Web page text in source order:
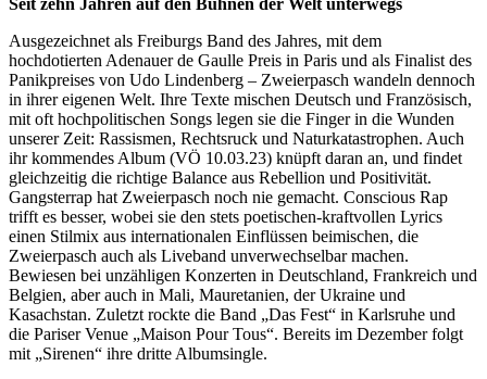
Ausgezeichnet als Freiburgs Band des Jahres, mit dem
hochdotierten Adenauer de Gaulle Preis in Paris und als Finalist des
Panikpreises von Udo Lindenberg – Zweierpasch wandeln dennoch
in ihrer eigenen Welt. Ihre Texte mischen Deutsch und Französisch,
mit oft hochpolitischen Songs legen sie die Finger in die Wunden
unserer Zeit: Rassismen, Rechtsruck und Naturkatastrophen. Auch
ihr kommendes Album (VÖ 10.03.23) knüpft daran an, und findet
gleichzeitig die richtige Balance aus Rebellion und Positivität.
Gangsterrap hat Zweierpasch noch nie gemacht. Conscious Rap
trifft es besser, wobei sie den stets poetischen-kraftvollen Lyrics
einen Stilmix aus internationalen Einflüssen beimischen, die
Zweierpasch auch als Liveband unverwechselbar machen.
Bewiesen bei unzähligen Konzerten in Deutschland, Frankreich und
Belgien, aber auch in Mali, Mauretanien, der Ukraine und
Kasachstan. Zuletzt rockte die Band „Das Fest“ in Karlsruhe und
die Pariser Venue „Maison Pour Tous“. Bereits im Dezember folgt
mit „Sirenen“ ihre dritte Albumsingle.